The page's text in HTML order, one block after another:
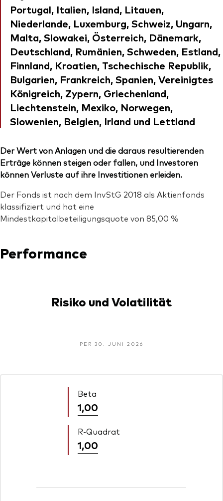
Portugal, Italien, Island, Litauen,
Niederlande, Luxemburg, Schweiz, Ungarn,
Malta, Slowakei, Österreich, Dänemark,
Deutschland, Rumänien, Schweden, Estland,
Finnland, Kroatien, Tschechische Republik,
Bulgarien, Frankreich, Spanien, Vereinigtes
Königreich, Zypern, Griechenland,
Liechtenstein, Mexiko, Norwegen,
Slowenien, Belgien, Irland und Lettland
Der Wert von Anlagen und die daraus resultierenden
Erträge können steigen oder fallen, und Investoren
können Verluste auf ihre Investitionen erleiden.
Der Fonds ist nach dem InvStG 2018 als Aktienfonds
klassifiziert und hat eine
Mindestkapitalbeteiligungsquote von 85,00 %
Performance
Risiko und Volatilität
PER 30. JUNI 2026
Beta
1,00
R-Quadrat
1,00